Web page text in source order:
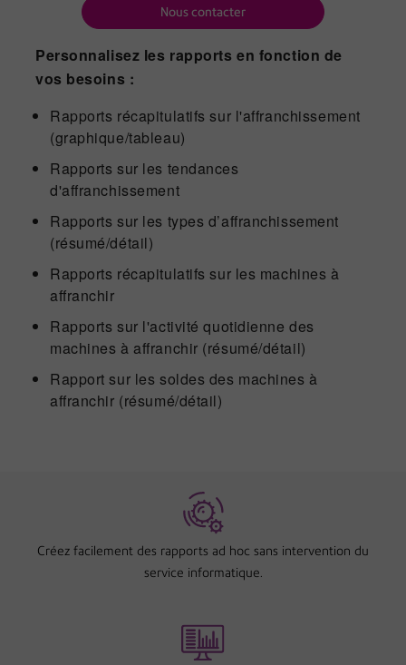
Nous contacter
Personnalisez les rapports en fonction de
vos besoins :
Rapports récapitulatifs sur l'affranchissement
(graphique/tableau)
Rapports sur les tendances
d'affranchissement
Rapports sur les types d’affranchissement
(résumé/détail)
Rapports récapitulatifs sur les machines à
affranchir
Rapports sur l'activité quotidienne des
machines à affranchir (résumé/détail)
Rapport sur les soldes des machines à
affranchir (résumé/détail)
Créez facilement des rapports ad hoc sans intervention du
service informatique.